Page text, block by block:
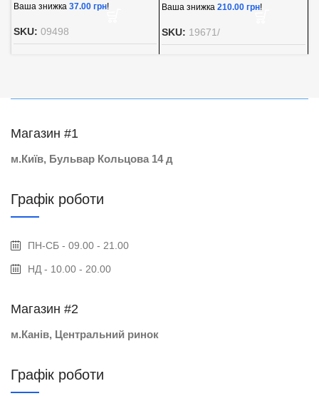
Ваша знижка 37.00 грн!
SKU: 09498
Ваша знижка 210.00 грн!
SKU: 19671/
Магазин #1
м.Київ, Бульвар Кольцова 14 д
Графік роботи
ПН-СБ - 09.00 - 21.00
НД - 10.00 - 20.00
Магазин #2
м.Канів, Центральний ринок
Графік роботи